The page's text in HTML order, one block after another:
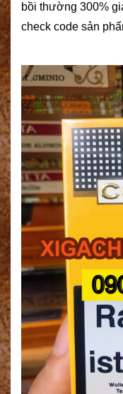
bồi thường 300%
check code sản